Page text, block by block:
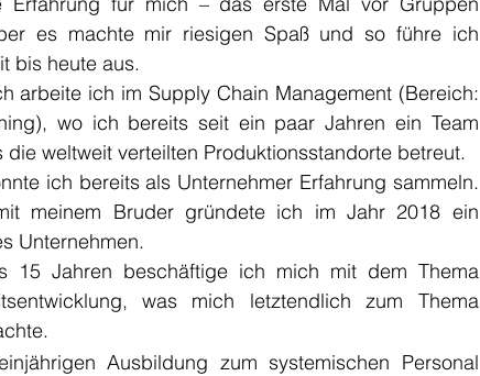
es machte mir riesigen Spaß und so führe ich
bis heute aus.
arbeite ich im Supply Chain Management (Bereich:
wo ich bereits seit ein paar Jahren ein Team
die weltweit verteilten Produktionsstandorte betreut.
ich bereits als Unternehmer Erfahrung sammeln.
meinem Bruder gründete ich im Jahr 2018 ein
Unternehmen.
15 Jahren beschäftige ich mich mit dem Thema
was mich letztendlich zum Thema
Ausbildung zum systemischen Personal